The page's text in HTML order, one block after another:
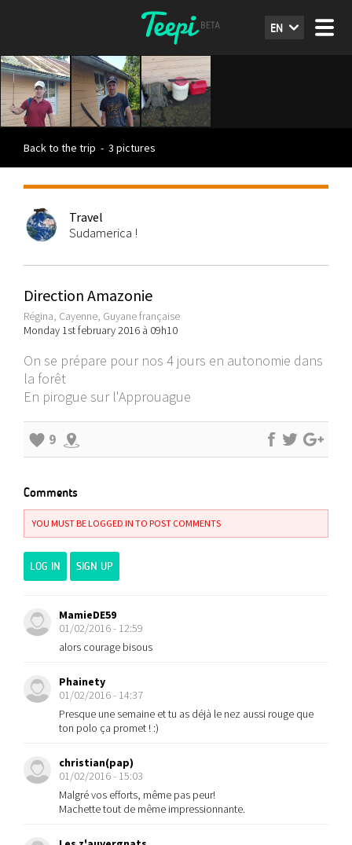
EN
Back to the trip - 3 pictures
Travel
Sudamerica !
Direction Amazonie
Régina, Cayenne, Guyane française
Monday 1st february 2016 à 09h10
On se prépare pour nos 4 jours en autonomie dans
la forêt
En pirogue sur l'Approuague
9
Comments
YOU MUST BE LOGGED IN TO POST COMMENTS
LOG IN SIGN UP
MamieDE59
01/02/2016 - 12:59
alors courage bisous
Phainety
01/02/2016 - 14:37
Presque une semaine et tu as déjà le nez aussi rouge que
ton polo ça promet ! :)
christian(pap)
01/02/2016 - 15:03
Malgré vos efforts, même pas peur!
Machette tout de même impressionnante.